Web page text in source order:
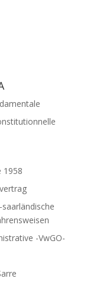
1958
saarländische
-VwGO-